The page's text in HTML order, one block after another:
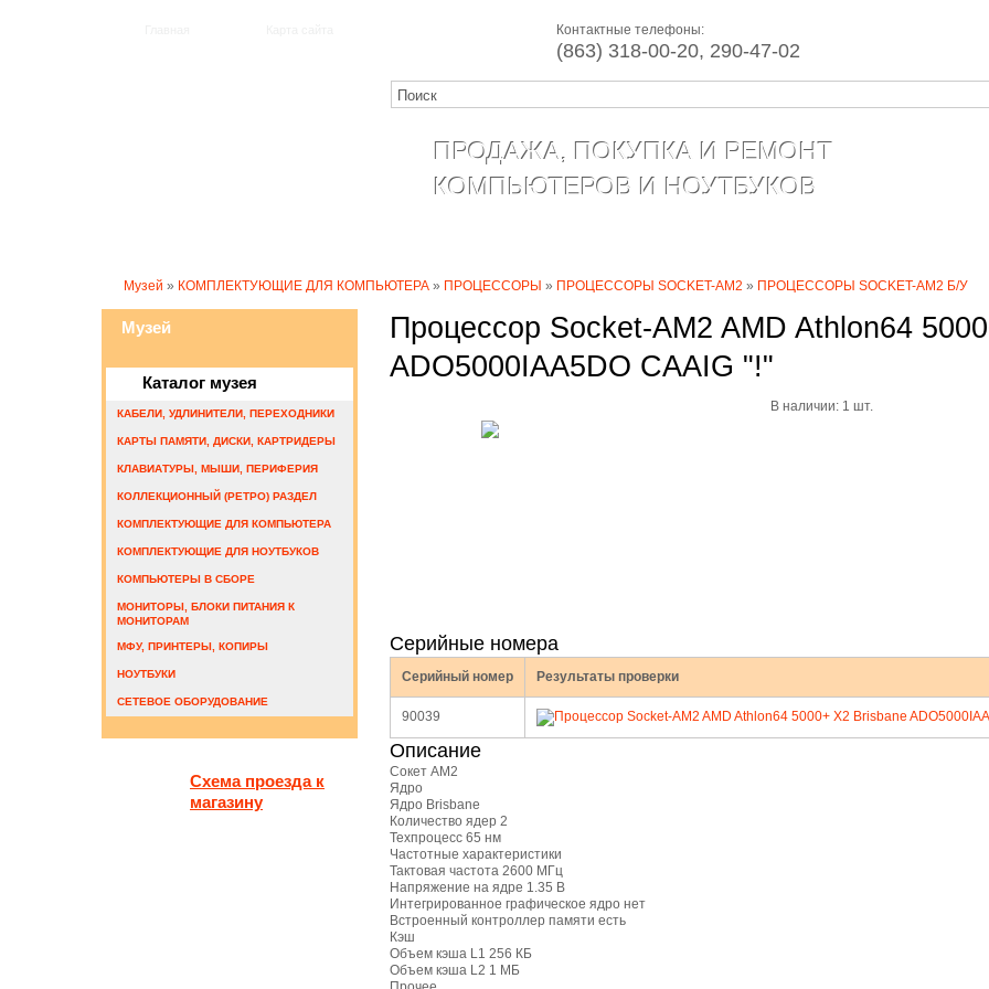
Контактные телефоны:
(863) 318-00-20, 290-47-02
ПРОДАЖА, ПОКУПКА И РЕМОНТ
КОМПЬЮТЕРОВ И НОУТБУКОВ
Музей » КОМПЛЕКТУЮЩИЕ ДЛЯ КОМПЬЮТЕРА » ПРОЦЕССОРЫ » ПРОЦЕССОРЫ SOCKET-AM2 » ПРОЦЕССОРЫ SOCKET-AM2 Б/У
Музей
Каталог музея
КАБЕЛИ, УДЛИНИТЕЛИ, ПЕРЕХОДНИКИ
КАРТЫ ПАМЯТИ, ДИСКИ, КАРТРИДЕРЫ
КЛАВИАТУРЫ, МЫШИ, ПЕРИФЕРИЯ
КОЛЛЕКЦИОННЫЙ (РЕТРО) РАЗДЕЛ
КОМПЛЕКТУЮЩИЕ ДЛЯ КОМПЬЮТЕРА
КОМПЛЕКТУЮЩИЕ ДЛЯ НОУТБУКОВ
КОМПЬЮТЕРЫ В СБОРЕ
МОНИТОРЫ, БЛОКИ ПИТАНИЯ К
МОНИТОРАМ
МФУ, ПРИНТЕРЫ, КОПИРЫ
НОУТБУКИ
СЕТЕВОЕ ОБОРУДОВАНИЕ
Схема проезда к
магазину
Процессор Socket-AM2 AMD Athlon64
ADO5000IAA5DO CAAIG "!"
В наличии: 1 шт.
Серийные номера
Серийный номер Результаты проверки
90039
Описание
Сокет AM2
Ядро
Ядро Brisbane
Количество ядер 2
Техпроцесс 65 нм
Частотные характеристики
Тактовая частота 2600 МГц
Напряжение на ядре 1.35 B
Интегрированное графическое ядро нет
Встроенный контроллер памяти есть
Кэш
Объем кэша L1 256 КБ
Объем кэша L2 1 МБ